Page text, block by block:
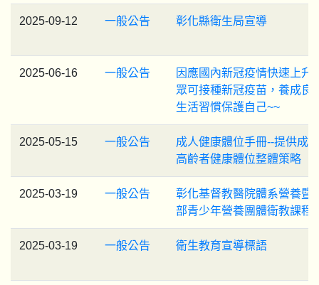
2025-09-12 一般公告 彰化縣衛生局宣導
2025-06-16 一般公告
因應國內新冠疫情快速上升
眾可接種新冠疫苗，養成良
生活習慣保護自己~~
2025-05-15 一般公告
成人健康體位手冊--提供成
高齡者健康體位整體策略
2025-03-19 一般公告
彰化基督教醫院體系營養暨
部青少年營養團體衛教課程
2025-03-19 一般公告 衛生教育宣導標語